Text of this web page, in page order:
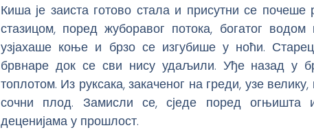
Киша је заиста готово стала и присутни се почеше
стазицом, поред жуборавог потока, богатог
узјахаше коње и брзо се изгубише у ноћи.
брвнаре док се сви нису удаљили. Уђе назад у
топлотом. Из руксака, закаченог на греди, узе велику,
сочни плод. Замисли се, сједе поред огњишта
деценијама у прошлост.